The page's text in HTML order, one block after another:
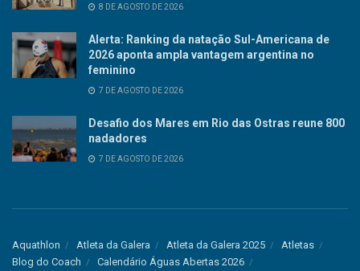
8 DE AGOSTO DE 2026
Alerta: Ranking da natação Sul-Americana de
2026 aponta ampla vantagem argentina no
feminino
7 DE AGOSTO DE 2026
Desafio dos Mares em Rio das Ostras reune 800
nadadores
7 DE AGOSTO DE 2026
Aquathlon Atleta da Galera Atleta da Galera 2025
Atletas
Blog do Coach
Calendário Águas Abertas 2026